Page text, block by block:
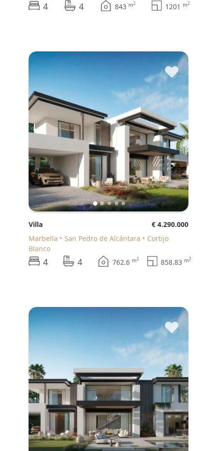
4 4 843 m2 1201 m2
♥
Villa
€ 4.290.000
Marbella
San Pedro de Alcántara
Cortijo
Blanco
4 4 762.6 m2 858.83 m2
♥